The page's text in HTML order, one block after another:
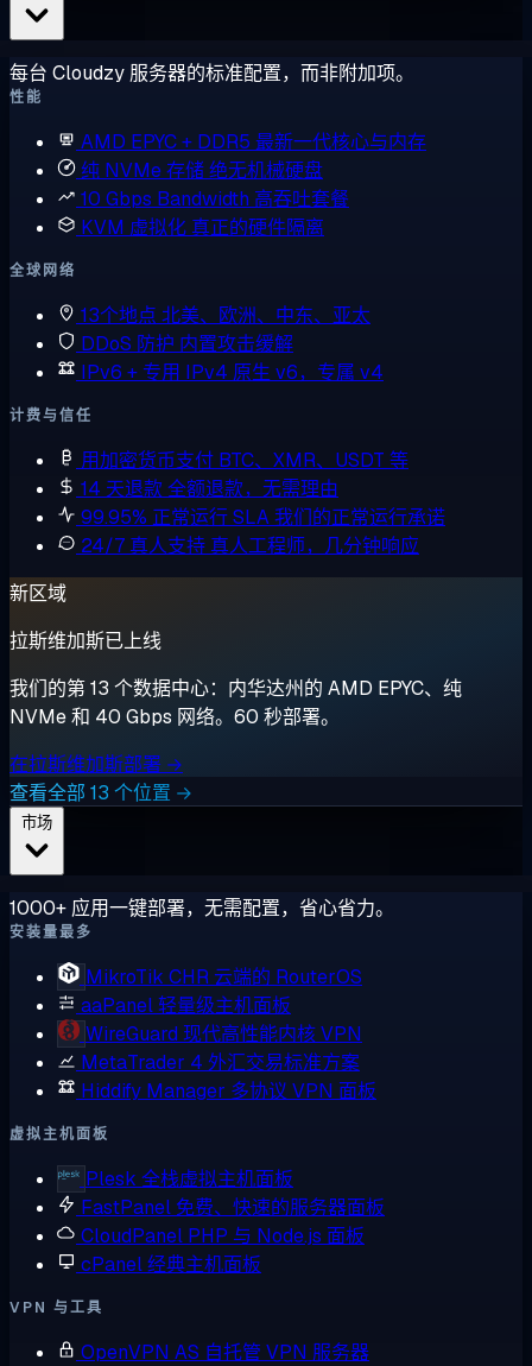
每台 Cloudzy 服务器的标准配置，而非附加项。
性能
AMD EPYC + DDR5 最新一代核心与内存
纯 NVMe 存储绝无机械硬盘
10 Gbps Bandwidth 高吞吐套餐
KVM 虚拟化 真正的硬件隔离
全球网络
13个地点 北美、欧洲、中东、亚太
DDoS 防护 内置攻击缓解
IPv6 + 专用 IPv4 原生 v6，专属 v4
计费与信任
用加密货币支付 BTC、XMR、USDT 等
14 天退款全额退款，无需理由
99.95% 正常运行 SLA我们的正常运行承诺
24/7 真人支持 真人工程师，几分钟响应
新区域
拉斯维加斯已上线
我们的第 13 个数据中心：内华达州的 AMD EPYC、纯
NVMe 和 40 Gbps 网络。60 秒部署。
在拉斯维加斯部署 →
查看全部 13 个位置 →
1000+ 应用一键部署，无需配置，省心省力。
安装量最多
MikroTik CHR 云端的 RouterOS
aaPanel轻量级主机面板
WireGuard 现代高性能内核 VPN
MetaTrader 4 外汇交易标准方案
Hiddify Manager 多协议 VPN 面板
虚拟主机面板
Plesk 全栈虚拟主机面板
FastPanel 免费、快速的服务器面板
CloudPanel PHP 与 Node.js 面板
cPanel经典主机面板
VPN 与工具
OpenVPN AS 自托管 VPN 服务器